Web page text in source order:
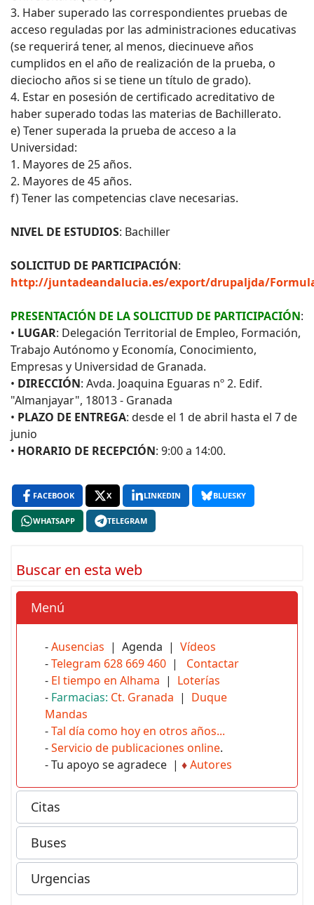
3. Haber superado las correspondientes pruebas de
acceso reguladas por las administraciones educativas
(se requerirá tener, al menos, diecinueve años
cumplidos en el año de realización de la prueba, o
dieciocho años si se tiene un título de grado).
4. Estar en posesión de certificado acreditativo de
haber superado todas las materias de Bachillerato.
e) Tener superada la prueba de acceso a la
Universidad:
1. Mayores de 25 años.
2. Mayores de 45 años.
f) Tener las competencias clave necesarias.
NIVEL DE ESTUDIOS: Bachiller
SOLICITUD DE PARTICIPACIÓN:
http://juntadeandalucia.es/export/drupaljda/
PRESENTACIÓN DE LA SOLICITUD DE PARTICIPACIÓN:
• LUGAR: Delegación Territorial de Empleo, Formación,
Trabajo Autónomo y Economía, Conocimiento,
Empresas y Universidad de Granada.
• DIRECCIÓN: Avda. Joaquina Eguaras nº 2. Edif.
"Almanjayar", 18013 - Granada
• PLAZO DE ENTREGA: desde el 1 de abril hasta el 7 de
junio
• HORARIO DE RECEPCIÓN: 9:00 a 14:00.
FACEBOOK X LINKEDIN BLUESKY
WHATSAPP TELEGRAM
Buscar en esta web
Menú
-Ausencias | Agenda | Vídeos
-Telegram 628 669 460 | Contactar
- El tiempo en Alhama | Loterías
- Farmacias: Ct. Granada | Duque
Mandas
-Tal día como hoy en otros años...
-Servicio de publicaciones online.
- Tu apoyo se agradece | ♦Autores
Citas
Buses
Urgencias